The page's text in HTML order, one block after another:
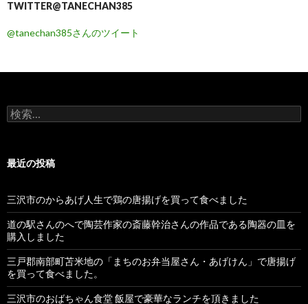
TWITTER@TANECHAN385
@tanechan385さんのツイート
検
索
最近の投稿
三沢市のからあげ人生で鶏の唐揚げを買って食べました
道の駅さんのへで陶芸作家の斎藤幹治さんの作品である陶器の皿を
購入しました
三戸郡南部町苫米地の「まちのお弁当屋さん・あげけん」で唐揚げ
を買って食べました。
三沢市のおばちゃん食堂 飯屋で豪華なランチを頂きました